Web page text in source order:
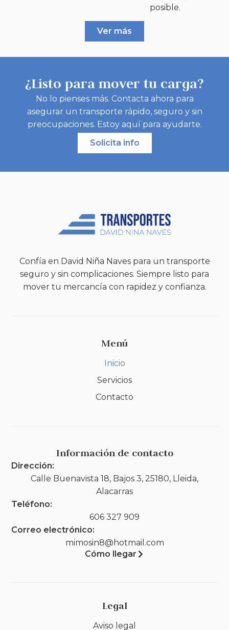
posible.
Ver más
¿Listo para mover tu carga?
No lo pienses más. Contacta ahora para
asegurar un transporte rápido, seguro y sin
preocupaciones. Estoy aquí para ayudarte.
Solicita info
Confía en David Niña Naves para un transporte
seguro y sin complicaciones. Siempre listo para
mover tu mercancía con rapidez y confianza.
Menú
Inicio
Servicios
Contacto
Información de contacto
Dirección:
Calle Buenavista 18, Bajos 3, 25180, Lleida,
Alacarras
Teléfono:
606 327 909
Correo electrónico:
mimosin8@hotmail.com
Cómo llegar
Legal
Aviso legal